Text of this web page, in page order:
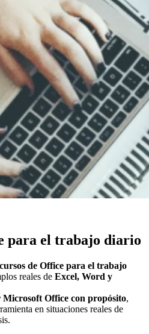
para el trabajo diario
de Office para el trabajo
reales de Excel, Word y
Microsoft Office con propósito,
en situaciones reales de